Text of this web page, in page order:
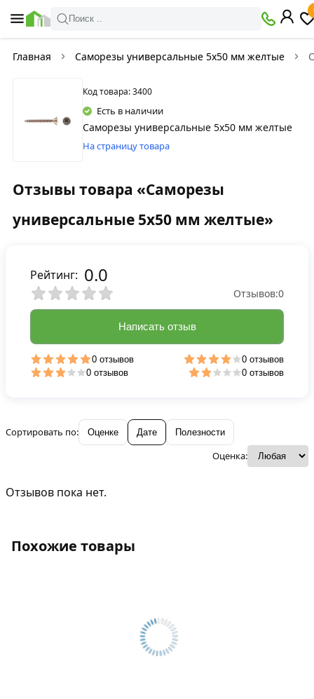
Поиск ..
Главная Саморезы универсальные 5х50 мм желтые
Код товара: 3400
Есть в наличии
Саморезы универсальные 5х50 мм желтые
На страницу товара
Отзывы товара «Саморезы
универсальные 5х50 мм желтые»
Сортировать по: Оценке Дате Полезности
Оценка:
Отзывов пока нет.
Рейтинг: 0.0
Отзывов:0
Написать отзыв
0 отзывов
0 отзывов
0 отзывов
0 отзывов
Похожие товары